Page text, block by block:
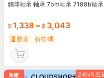
觸球軸承 軸承 7bm軸承 7188b軸承
1,338 ~ 3,043
運費券 折扣碼